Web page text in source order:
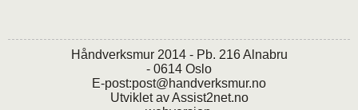
Håndverksmur 2014 - Pb. 216 Alnabru
- 0614 Oslo
E-post:post@handverksmur.no
Utviklet avAssist2net.no